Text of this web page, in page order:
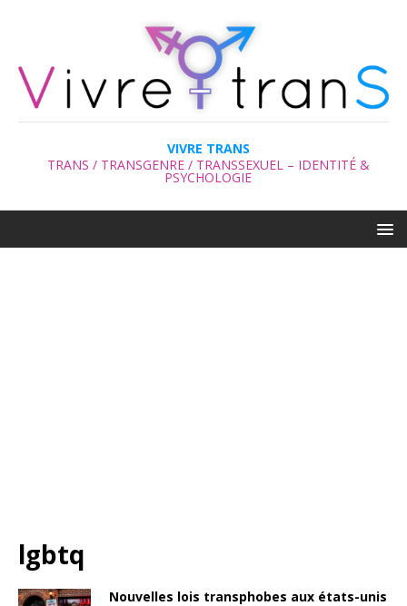
VIVRE TRANS
TRANS / TRANSGENRE / TRANSSEXUEL – IDENTITÉ &
PSYCHOLOGIE
lgbtq
Nouvelles lois transphobes aux états-unis